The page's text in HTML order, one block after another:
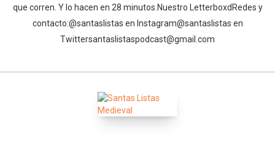
que corren. Y lo hacen en 28 minutos.⁠⁠⁠⁠⁠⁠⁠⁠⁠⁠⁠⁠⁠⁠⁠⁠⁠⁠⁠⁠⁠⁠⁠⁠⁠Nuestro Letterboxd⁠⁠⁠⁠⁠⁠⁠⁠⁠⁠⁠⁠⁠⁠⁠⁠⁠⁠⁠⁠⁠⁠⁠⁠⁠⁠⁠⁠⁠⁠⁠Redes y
contacto:⁠⁠⁠⁠⁠⁠⁠⁠⁠⁠⁠⁠⁠⁠⁠⁠⁠⁠⁠⁠⁠⁠⁠⁠⁠⁠⁠⁠⁠⁠⁠@santaslistas⁠⁠⁠⁠⁠⁠⁠⁠⁠⁠⁠⁠⁠⁠⁠⁠⁠⁠⁠⁠⁠⁠⁠⁠⁠⁠⁠⁠⁠⁠⁠ en Instagram⁠⁠⁠⁠⁠⁠⁠⁠⁠⁠⁠⁠⁠⁠⁠⁠⁠⁠⁠⁠⁠⁠⁠⁠⁠⁠⁠⁠⁠⁠⁠@santaslistas⁠⁠⁠⁠⁠⁠⁠⁠⁠⁠⁠ en
Twitter⁠⁠⁠⁠⁠⁠⁠⁠⁠⁠⁠⁠⁠⁠⁠⁠⁠⁠⁠⁠⁠⁠⁠⁠⁠⁠⁠⁠⁠⁠⁠santaslistaspodcast@gmail.com⁠